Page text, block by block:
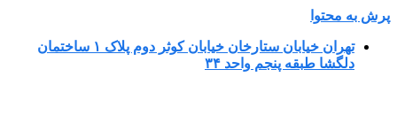
پرش به محتوا
تهران خیابان ستارخان خیابان کوثر دوم پلاک ۱ ساختمان
دلگشا طبقه پنجم واحد ۳۴